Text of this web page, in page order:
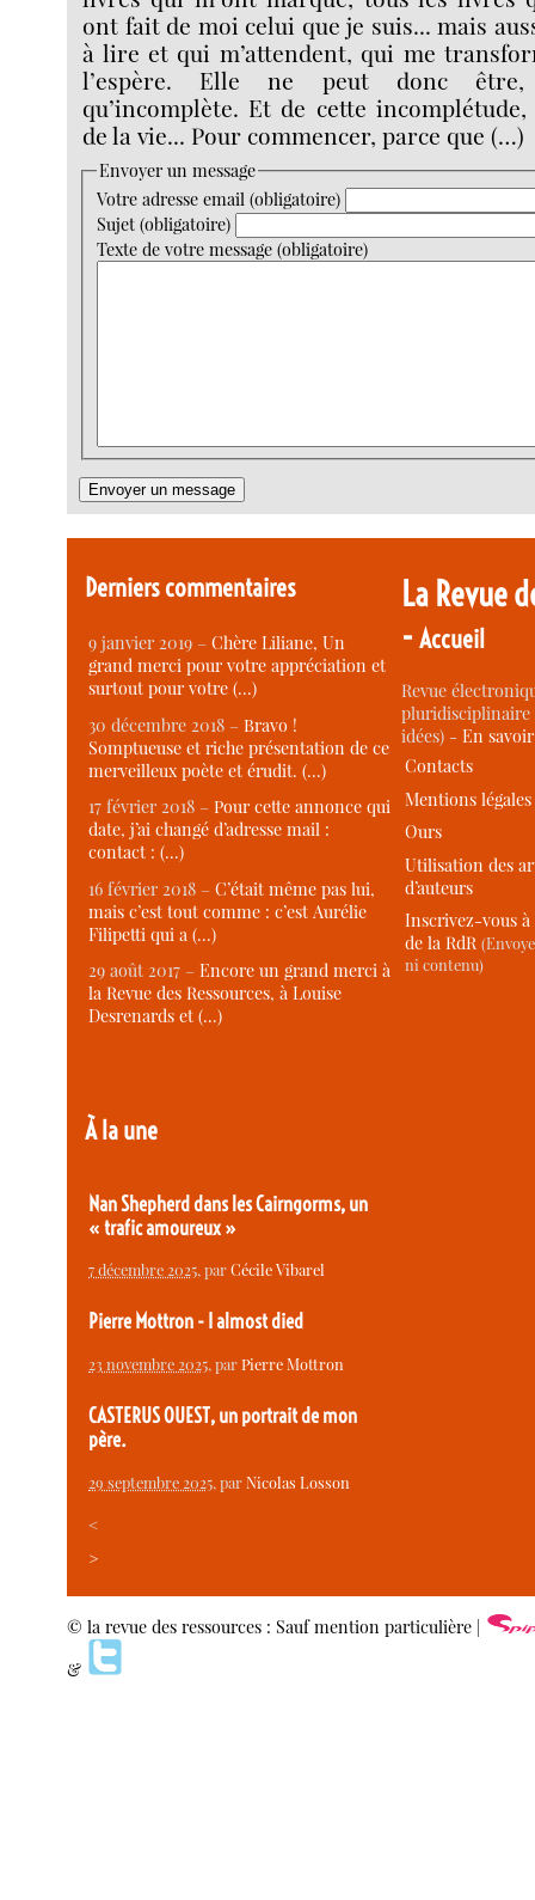
ont fait de moi celui que je suis... mais
à lire et qui m’attendent, qui me
l’espère. Elle ne peut donc
qu’incomplète. Et de cette
de la vie... Pour commencer, parce que (…)
Envoyer un message
Votre adresse email (obligatoire)
Sujet (obligatoire)
Texte de votre message (obligatoire)
Derniers commentaires
9 janvier 2019 –Chère Liliane, Un
grand merci pour votre appréciation et
surtout pour votre (…)
30 décembre 2018 –Bravo !
Somptueuse et riche présentation de ce
merveilleux poète et érudit. (…)
17 février 2018 –Pour cette annonce qui
date, j’ai changé d’adresse mail :
contact : (…)
16 février 2018 –C’était même pas lui,
mais c’est tout comme : c’est Aurélie
Filipetti qui a (…)
29 août 2017 –Encore un grand merci à
la Revue des Ressources, à Louise
Desrenards et (…)
À la une
Nan Shepherd dans les Cairngorms, un
« trafic amoureux »
7 décembre 2025, parCécile Vibarel
Pierre Mottron - I almost died
23 novembre 2025, parPierre Mottron
CASTERUS OUEST, un portrait de mon
père.
29 septembre 2025, parNicolas Losson
<
>
La Revue
-Accueil
Revue
idées) -En
Contacts
Mentions légales
Ours
Utilisation des
d’auteurs
Inscrivez-vous
de la RdR
ni contenu)
© la revue des ressources : Sauf mention particulière |
&